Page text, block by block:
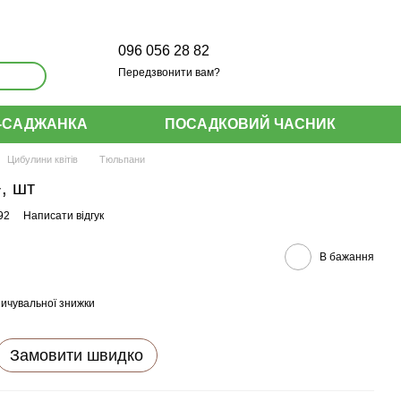
096 056 28 82
Передзвонити вам?
САДЖАНКА ПОСАДКОВИЙ ЧАСНИК
Цибулини квітів Тюльпани
шт
Написати відгук
В бажання
знижки
Замовити швидко